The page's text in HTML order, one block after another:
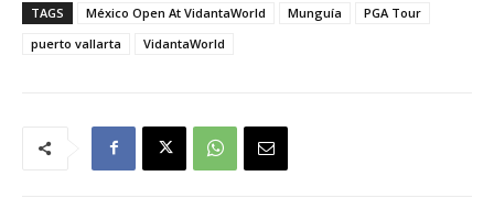
TAGS México Open At VidantaWorld Munguía
PGA Tour
puerto vallarta
VidantaWorld